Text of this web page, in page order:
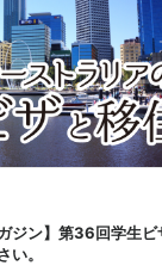
ジン】第36回学生ビ
い。